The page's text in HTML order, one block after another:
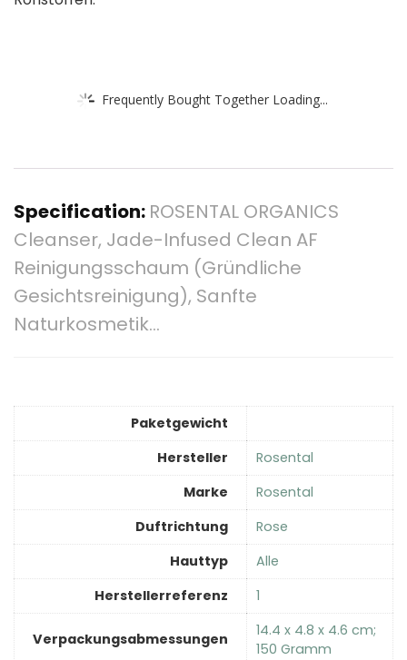
Frequently Bought Together Loading...
Specification: ROSENTAL ORGANICS
Cleanser, Jade-Infused Clean AF
Reinigungsschaum (Gründliche
Gesichtsreinigung), Sanfte
Naturkosmetik…
Paketgewicht
Hersteller
‎Rosental
Marke
‎Rosental
Duftrichtung
‎Rose
Hauttyp
‎Alle
Herstellerreferenz
‎1
Verpackungsabmessungen
‎14.4 x 4.8 x 4.6 cm;
150 Gramm